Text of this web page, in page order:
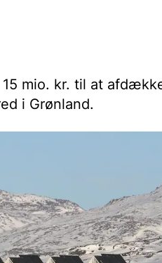
mio. kr. til at
i Grønland.